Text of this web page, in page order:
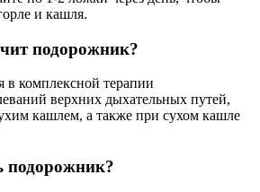
и кашля.
подорожник?
в комплексной терапии
верхних дыхательных путей,
кашлем, а также при сухом кашле
подорожник?